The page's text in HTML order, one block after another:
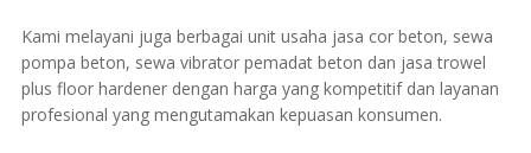
Kami melayani juga berbagai unit usaha jasa cor beton, sewa
pompa beton, sewa vibrator pemadat beton dan jasa trowel
plus floor hardener dengan harga yang kompetitif dan layanan
profesional yang mengutamakan kepuasan konsumen.